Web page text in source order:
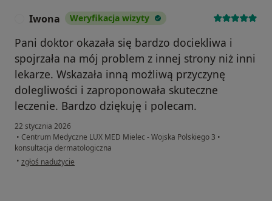
Iwona Weryfikacja wizyty
Pani doktor okazała się bardzo dociekliwa i
spojrzała na mój problem z innej strony niż inni
lekarze. Wskazała inną możliwą przyczynę
dolegliwości i zaproponowała skuteczne
leczenie. Bardzo dziękuję i polecam.
22 stycznia 2026
• Centrum Medyczne LUX MED Mielec - Wojska Polskiego 3 •
konsultacja dermatologiczna
• w opinii użytkownika Iwona
zgłoś nadużycie